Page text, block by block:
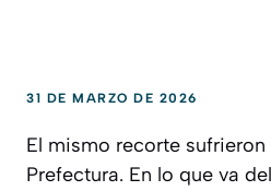
31 DE MARZO DE 2026
El mismo recorte
Prefectura. En lo que va